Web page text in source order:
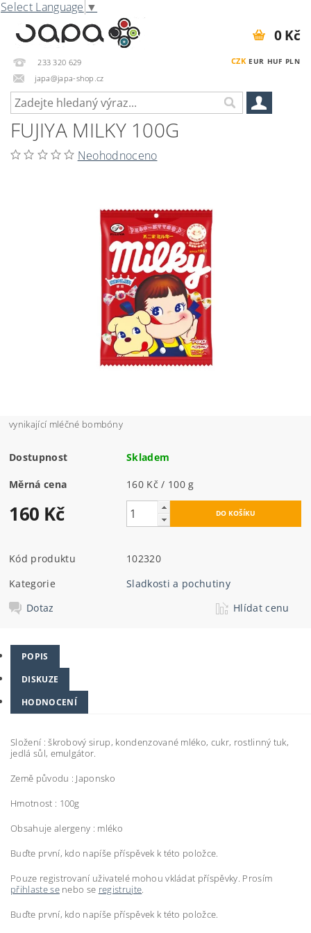
Select Language ▼
233 320 629
japa@japa-shop.cz
CZK EUR HUF PLN
0 Kč
FUJIYA MILKY 100G
Neohodnoceno
vynikající mléčné bombóny
Dostupnost Skladem
Měrná cena 160 Kč / 100 g
160 Kč
Kód produktu
102320
Kategorie
Sladkosti a pochutiny
Dotaz
Hlídat cenu
POPIS
DISKUZE
HODNOCENÍ
Složení : škrobový sirup, kondenzované mléko, cukr, rostlinný tuk,
jedlá sůl, emulgátor.
Země původu : Japonsko
Hmotnost : 100g
Obsahuje alergeny : mléko
Buďte první, kdo napíše příspěvek k této položce.
Pouze registrovaní uživatelé mohou vkládat příspěvky. Prosím
přihlaste senebo se registrujte.
Buďte první, kdo napíše příspěvek k této položce.